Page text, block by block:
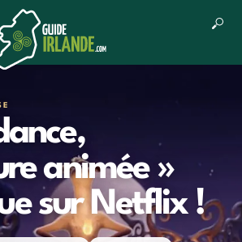
animée »
sur Netflix !